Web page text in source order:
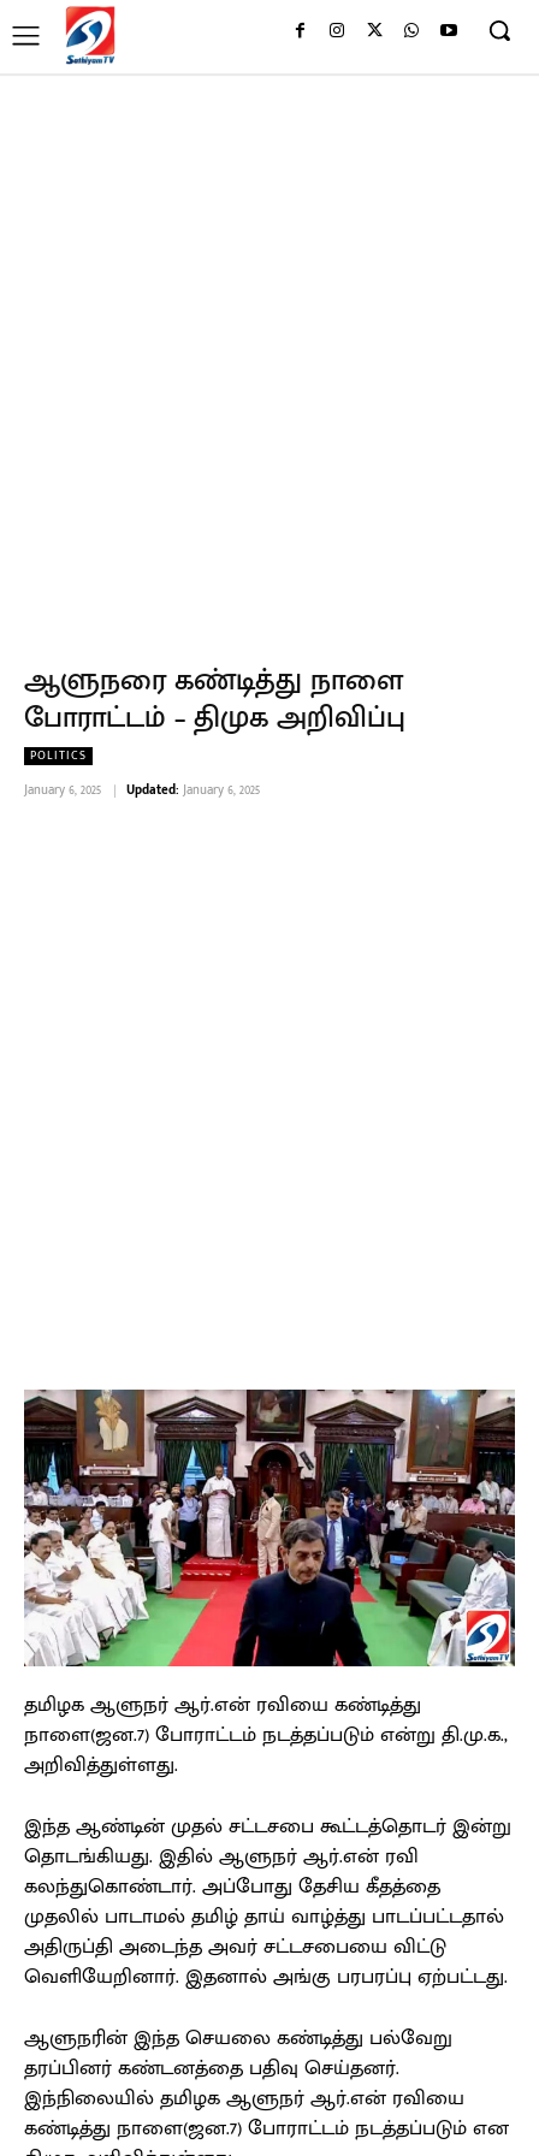
ஆளுநரை கண்டித்து நாளை
போராட்டம் – திமுக அறிவிப்பு
POLITICS
January 6, 2025 Updated: January 6, 2025
தமிழக ஆளுநர் ஆர்.என் ரவியை கண்டித்து
நாளை(ஜன.7) போராட்டம் நடத்தப்படும் என்று தி.மு.க.,
அறிவித்துள்ளது.
இந்த ஆண்டின் முதல் சட்டசபை கூட்டத்தொடர் இன்று
தொடங்கியது. இதில் ஆளுநர் ஆர்.என் ரவி
கலந்துகொண்டார். அப்போது தேசிய கீதத்தை
முதலில் பாடாமல் தமிழ் தாய் வாழ்த்து பாடப்பட்டதால்
அதிருப்தி அடைந்த அவர் சட்டசபையை விட்டு
வெளியேறினார். இதனால் அங்கு பரபரப்பு ஏற்பட்டது.
ஆளுநரின் இந்த செயலை கண்டித்து பல்வேறு
தரப்பினர் கண்டனத்தை பதிவு செய்தனர்.
இந்நிலையில் தமிழக ஆளுநர் ஆர்.என் ரவியை
கண்டித்து நாளை(ஜன.7) போராட்டம் நடத்தப்படும் என